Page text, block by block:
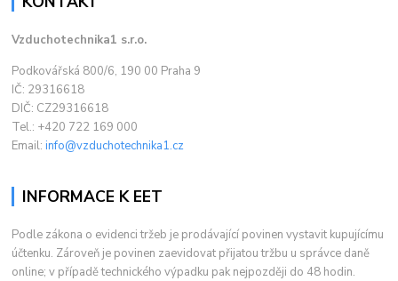
Vzduchotechnika1 s.r.o.
Podkovářská 800/6, 190 00 Praha 9
IČ: 29316618
DIČ: CZ29316618
Tel.: +420 722 169 000
Email:info@vzduchotechnika1.cz
INFORMACE K EET
Podle zákona o evidenci tržeb je prodávající povinen vystavit kupujícímu
účtenku. Zároveň je povinen zaevidovat přijatou tržbu u správce daně
online; v případě technického výpadku pak nejpozději do 48 hodin.